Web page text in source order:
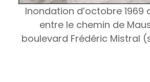
Inondation d’octobre 1969
entre le chemin de
boulevard Frédéric Mistral